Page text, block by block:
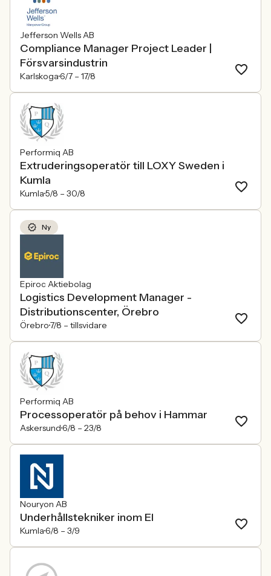
Jefferson Wells AB
Compliance Manager Project Leader |
Försvarsindustrin
Karlskoga6/7 – 17/8
Performiq AB
Extruderingsoperatör till LOXY Sweden i
Kumla
Kumla5/8 – 30/8
Ny
Epiroc Aktiebolag
Logistics Development Manager -
Distributionscenter, Örebro
Örebro7/8 – tillsvidare
Performiq AB
Processoperatör på behov i Hammar
Askersund6/8 – 23/8
Nouryon AB
Underhållstekniker inom El
Kumla6/8 – 3/9